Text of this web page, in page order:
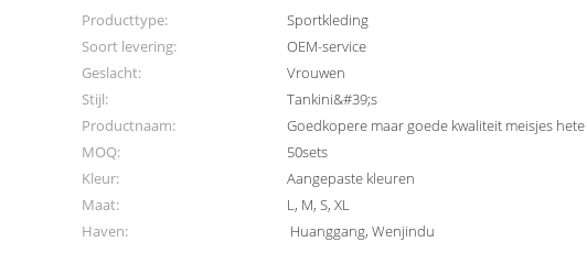
Producttype: Sportkleding
Soort levering:
OEM-service
Geslacht:
Vrouwen
Stijl:
Tankini&#39;s
Productnaam:
Goedkopere maar goede kwaliteit meisjes
MOQ:
50sets
Kleur:
Aangepaste kleuren
Maat:
L, M, S, XL
Haven:
Huanggang, Wenjindu